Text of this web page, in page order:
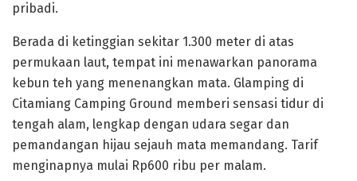
pribadi.
Berada di ketinggian sekitar 1.300 meter di atas
permukaan laut, tempat ini menawarkan panorama
kebun teh yang menenangkan mata. Glamping di
Citamiang Camping Ground memberi sensasi tidur di
tengah alam, lengkap dengan udara segar dan
pemandangan hijau sejauh mata memandang. Tarif
menginapnya mulai Rp600 ribu per malam.